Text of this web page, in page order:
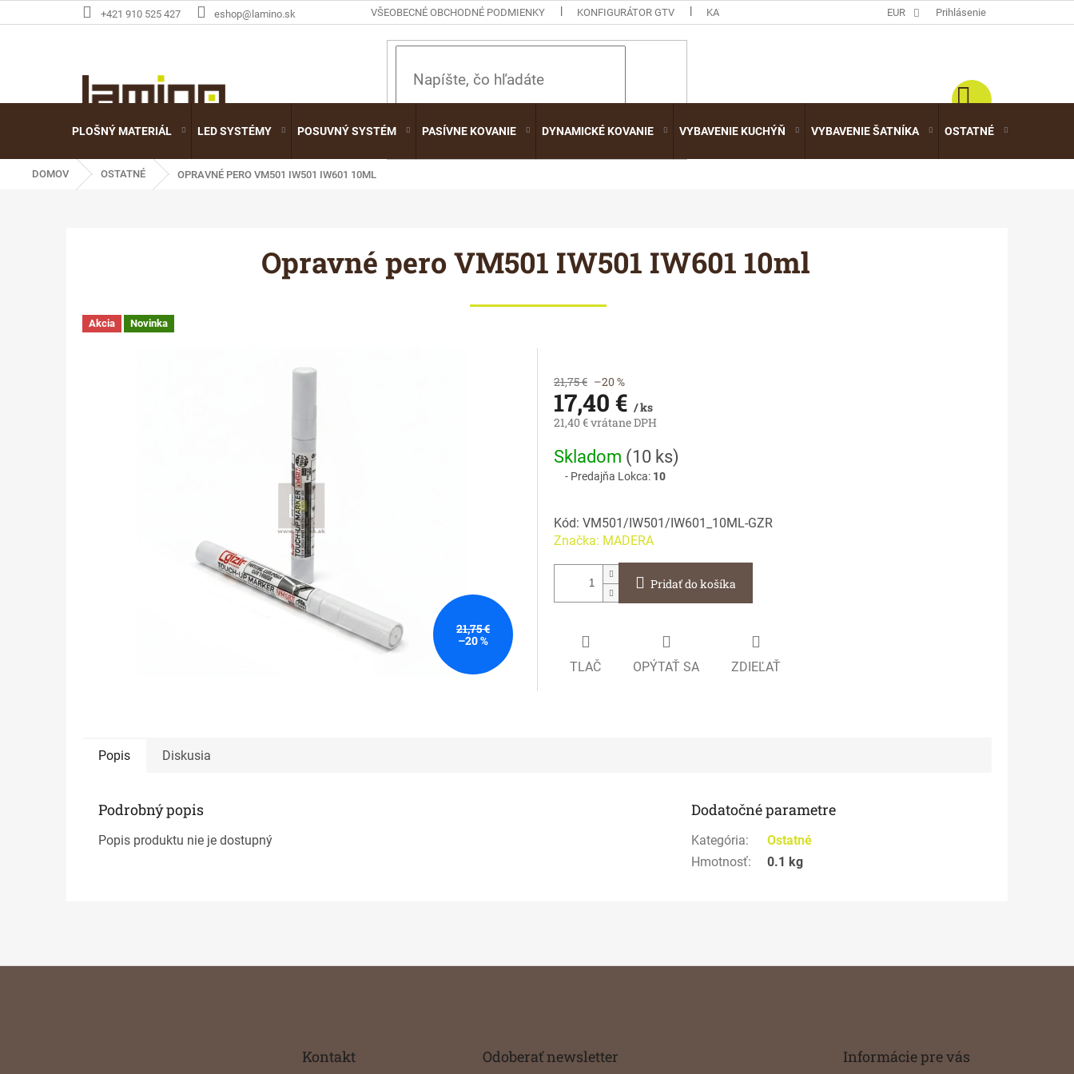
na
+421 910 525 427 eshop@lamino.sk VŠEOBECNÉ OBCHODNÉ PODMIENKY KONFIGURÁTOR GTV KATALÓGY EUR Prihlásenie
HĽADAŤ
PLOŠNÝ MATERIÁL LED SYSTÉMY POSUVNÝ SYSTÉM PASÍVNE KOVANIE DYNAMICKÉ KOVANIE VYBAVENIE KUCHÝŇ VYBAVENIE ŠATNÍKA OSTATNÉ
DOMOV OSTATNÉ OPRAVNÉ PERO VM501 IW501 IW601 10ML
Opravné pero VM501 IW501 IW601 10ml
Akcia Novinka
21,75 €
–20 %
21,75 € –20 %
17,40 € / ks
21,40 € vrátane DPH
Jednotková
cena:
Skladom (10 ks)
Predajňa Lokca: 10
Kód: VM501/IW501/IW601_10ML-GZR
Značka: MADERA
Pridať do košíka
TLAČ OPÝTAŤ SA ZDIEĽAŤ
Popis Diskusia
Podrobný popis
Popis produktu nie je dostupný
Dodatočné parametre
Kategória:
Ostatné
Hmotnosť: 0.1 kg
Kontakt Odoberať newsletter Informácie pre vás